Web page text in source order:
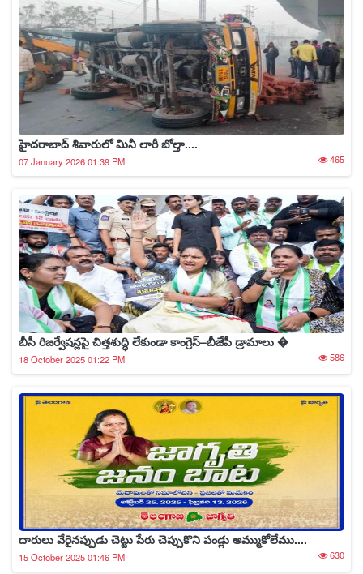
హైదరాబాద్‌ శివారులో మినీ లారీ బోల్తా....
07 January 2026 01:39 PM 465
బీసీ రిజర్వేషన్లపై చిత్తశుద్ధి లేకుండా కాంగ్రెస్–బీజేపీ డ్రామాలు �
18 October 2025 01:22 PM 586
దారులు వేరైనప్పుడు చెట్టు పేరు చెప్పుకొని పండ్లు అమ్ముకోలేము....
15 October 2025 01:46 PM 630